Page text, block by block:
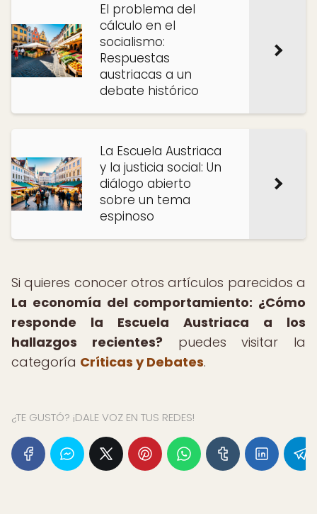
El problema del
cálculo en el
socialismo:
Respuestas
austriacas a un
debate histórico
La Escuela Austriaca
y la justicia social: Un
diálogo abierto
sobre un tema
espinoso
Si quieres conocer otros artículos parecidos a
La economía del comportamiento: ¿Cómo
responde la Escuela Austriaca a los
hallazgos recientes? puedes visitar la
categoría Críticas y Debates.
¿TE GUSTÓ? ¡DALE VOZ EN TUS REDES!